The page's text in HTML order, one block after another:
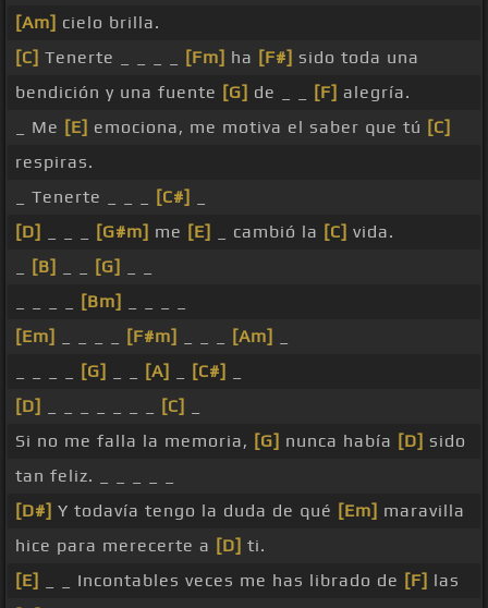
[Am] cielo brilla.
[C] Tenerte _ _ _ _ [Fm] ha [F#] sido toda una
bendición y una fuente [G] de _ _ [F] alegría.
_ Me [E] emociona, me motiva el saber que tú [C]
respiras.
_ Tenerte _ _ _
[C#]
[D]
[G#m] me [E] _ cambió la [C] vida.
[B] [G]
[Bm]
[Em]
[F#m] [Am]
[G] [A] [C#]
[D]
[C]
Si no me falla la memoria, [G] nunca había [D] sido
tan feliz. _ _ _ _ _
[D#] Y todavía tengo la duda de qué [Em] maravilla
hice para merecerte a [D] ti.
[E]
_ _ Incontables veces me has librado de [F] las